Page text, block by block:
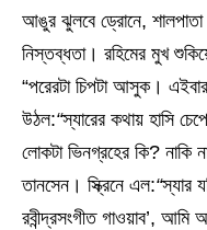
আঙুর ঝুলবে ড্রোনে,
নিস্তব্ধতা। রহিমের মুখ
“পরেরটা চিপটা আসুক। এইবার
উঠল:“স্যারের কথায় হাসি
লোকটা ভিনগ্রহের কি? নাকি
তানসেন। স্ক্রিনে এল:“স্যার
রবীন্দ্রসংগীত গাওয়াব’,